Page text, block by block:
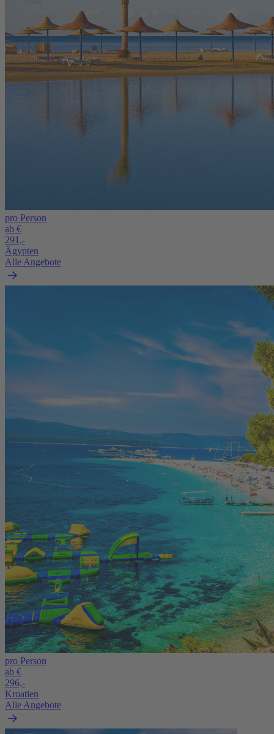
pro Person
ab €
291,-
Ägypten
Alle Angebote
pro Person
ab €
296,-
Kroatien
Alle Angebote